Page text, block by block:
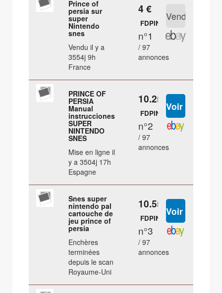
Prince of
persia sur
super
Nintendo
snes
Vendu il y a
3554j 9h
France
4 €
FDPIN
n°1
/ 97
annonces
PRINCE OF
PERSIA
Manual
instrucciones
SUPER
NINTENDO
SNES
Mise en ligne il
y a 3504j 17h
Espagne
10.25 €
FDPIN
n°2
/ 97
annonces
Snes super
nintendo pal
cartouche de
jeu prince of
persia
Enchères
terminées
depuis le scan
Royaume-Uni
10.55 €
FDPIN
n°3
/ 97
annonces